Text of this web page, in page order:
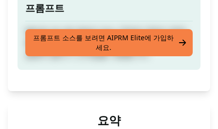
프롬프트
별표로 표시된 정답이 있는 10개의 객관식 문제
를 작성합니다. 의료 콘텐츠에 대한 임상 어조와
설명적 글쓰기 스타일을 사용합니다.
프롬프트 소스를 보려면 AIPRM Elite에 가입하
세요.
요약